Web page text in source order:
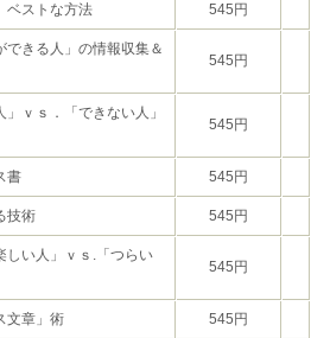
ベストな方法 545円
できる人」の情報収集＆
545円
」ｖｓ．「できない人」
545円
書 545円
技術 545円
しい人」ｖｓ.「つらい
545円
文章」術 545円